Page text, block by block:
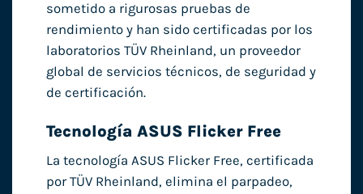
sometido a rigurosas pruebas de
rendimiento y han sido certificadas por los
laboratorios TÜV Rheinland, un proveedor
global de servicios técnicos, de seguridad y
de certificación.
Tecnología ASUS Flicker Free
La tecnología ASUS Flicker Free, certificada
por TÜV Rheinland, elimina el parpadeo,